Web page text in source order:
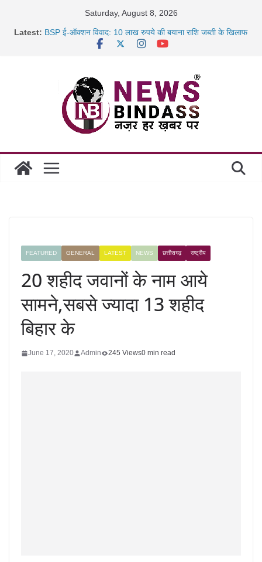
Saturday, August 8, 2026
Latest: गिरफ्तार
BSP ई-ऑक्शन विवाद: 10 लाख रुपये की बयाना राशि जब्ती के खिलाफ
छत्तीसगढ़ में 1460 गोधाम होंगे स्थापित, हर विकासखंड के 10 उत्कृष्ट
FEATURED GENERAL LATEST NEWS छत्तीसगढ़ राष्ट्रीय
20 शहीद जवानों के नाम आये
सामने,सबसे ज्यादा 13 शहीद
बिहार के
June 17, 2020 Admin 245 Views0 min read